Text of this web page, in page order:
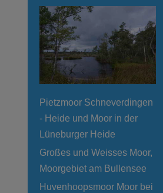
Pietzmoor Schneverdingen
- Heide und Moor in der
Lüneburger Heide
Großes und Weisses Moor,
Moorgebiet am Bullensee
Huvenhoopsmoor Moor bei